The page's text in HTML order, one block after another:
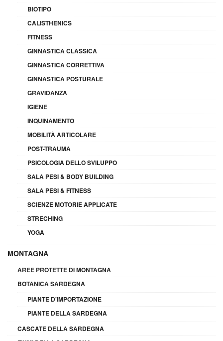
BIOTIPO
CALISTHENICS
FITNESS
GINNASTICA CLASSICA
GINNASTICA CORRETTIVA
GINNASTICA POSTURALE
GRAVIDANZA
IGIENE
INQUINAMENTO
MOBILITÀ ARTICOLARE
POST-TRAUMA
PSICOLOGIA DELLO SVILUPPO
SALA PESI & BODY BUILDING
SALA PESI & FITNESS
SCIENZE MOTORIE APPLICATE
STRECHING
YOGA
MONTAGNA
AREE PROTETTE DI MONTAGNA
BOTANICA SARDEGNA
PIANTE D'IMPORTAZIONE
PIANTE DELLA SARDEGNA
CASCATE DELLA SARDEGNA